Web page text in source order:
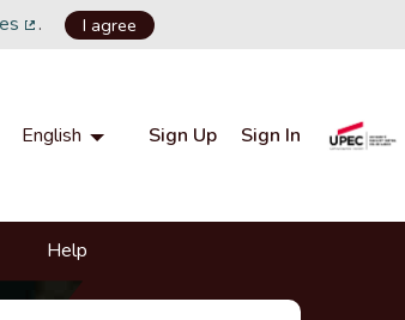
(External link)
. I agree
English Choisir la langue Choose language
Sign Up Sign In
Help